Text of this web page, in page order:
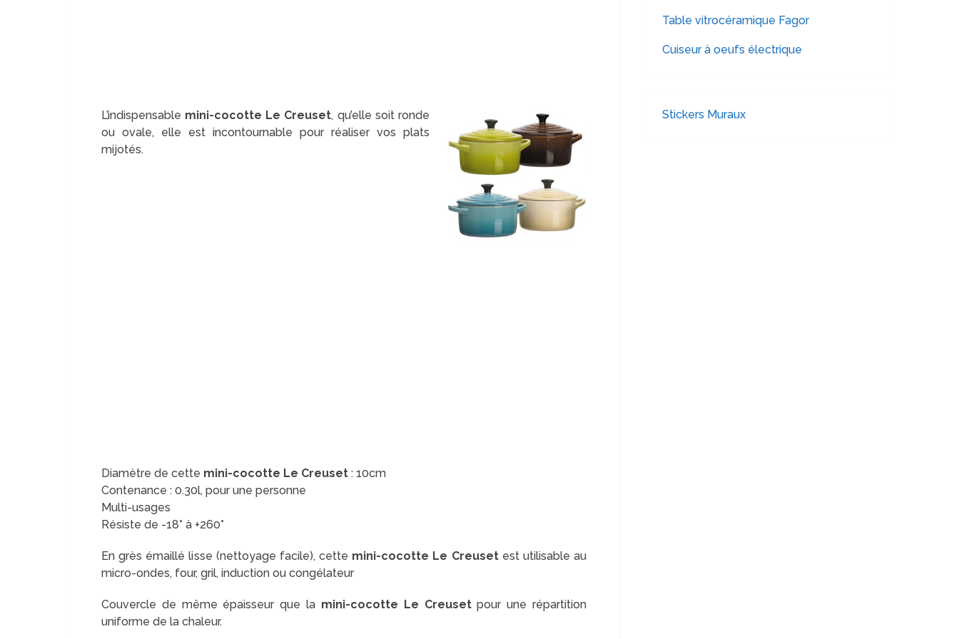
L’indispensable mini-cocotte Le Creuset, qu’elle soit ronde
ou ovale, elle est incontournable pour réaliser vos plats
mijotés.
Diamètre de cette mini-cocotte Le Creuset : 10cm
Contenance : 0.30l, pour une personne
Multi-usages
Résiste de -18° à +260°
En grès émaillé lisse (nettoyage facile), cette mini-cocotte Le Creuset est utilisable au
micro-ondes, four, gril, induction ou congélateur
Couvercle de même épaisseur que la mini-cocotte Le Creusetpour une répartition
uniforme de la chaleur.
Table vitrocéramique Fagor
Cuiseur à oeufs électrique
Stickers Muraux